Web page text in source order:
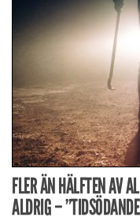
FLER ÄN HÄLFTEN AV
ALDRIG –